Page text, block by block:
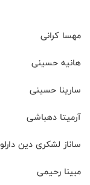
مهسا کرانی
هانیه حسینی
سارینا حسینی
آرمیتا دهباشی
ساناز لشکری دین دارلو
مبینا رحیمی